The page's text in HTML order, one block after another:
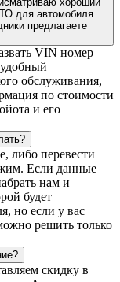
для автомобиля
предлагаете
VIN номер
обслуживания,
по стоимости
и его
либо перевести
Если данные
нам и
будет
но если у вас
решить только
скидку в